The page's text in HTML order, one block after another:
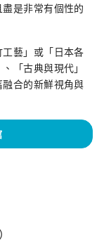
是非常有個性的
藝」或「日本各
「古典與現代」
合的新鮮視角與